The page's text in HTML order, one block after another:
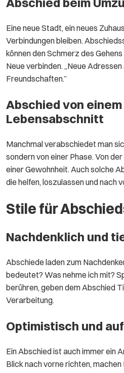
Eine neue Stadt, ein neues
Verbindungen bleiben.
können den Schmerz des
Neue verbinden. „Neue
Freundschaften.”
Abschied von einem
Lebensabschnitt
Manchmal verabschiedet man
sondern von einer Phase. Von
einer Gewohnheit. Auch solche
die helfen, loszulassen und nach
Stile für
Nachdenklich und
Abschiede laden zum
bedeutet? Was nehme ich mit?
berühren, geben dem Abschied
Verarbeitung.
Optimistisch und
Ein Abschied ist auch immer ein
Blick nach vorne richten,